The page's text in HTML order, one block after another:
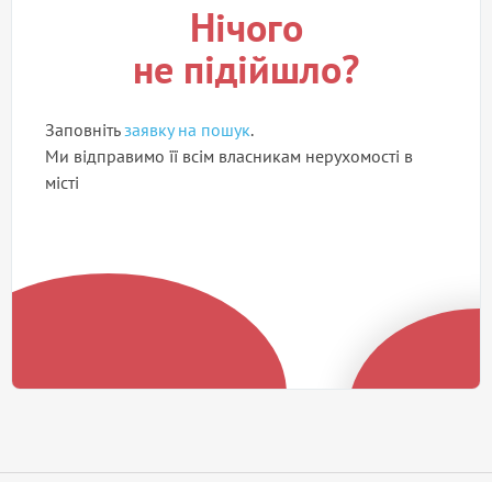
Нічого
не підійшло?
Заповнітьзаявку на пошук.
Ми відправимо її всім власникам нерухомості в
місті